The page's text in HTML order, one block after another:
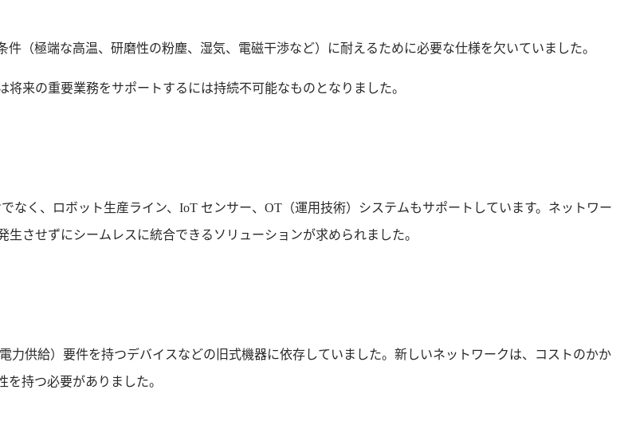
（極端な高温、研磨性の粉塵、湿気、電磁干渉など）に耐えるために必要な仕様を欠いていました。
来の重要業務をサポートするには持続不可能なものとなりました。
なく、ロボット生産ライン、IoT センサー、OT（運用技術）システムもサポートしています。ネットワー
させずにシームレスに統合できるソリューションが求められました。
力供給）要件を持つデバイスなどの旧式機器に依存していました。新しいネットワークは、コストのかか
を持つ必要がありました。